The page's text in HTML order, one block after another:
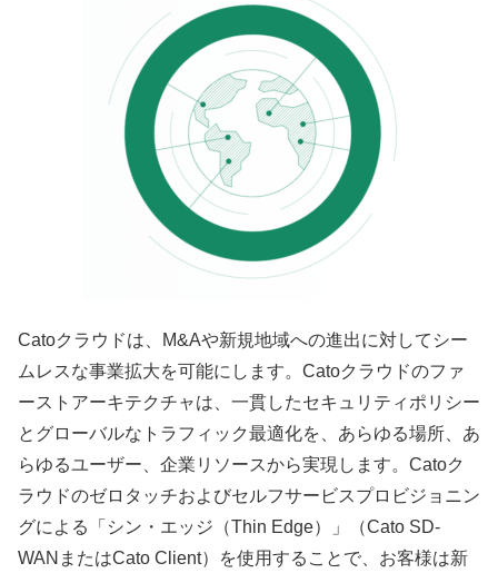
Catoクラウドは、M&Aや新規地域への進出に対してシー
ムレスな事業拡大を可能にします。Catoクラウドのファ
ーストアーキテクチャは、一貫したセキュリティポリシー
とグローバルなトラフィック最適化を、あらゆる場所、あ
らゆるユーザー、企業リソースから実現します。Catoク
ラウドのゼロタッチおよびセルフサービスプロビジョニン
グによる「シン・エッジ（Thin Edge）」（Cato SD-
WANまたはCato Client）を使用することで、お客様は新